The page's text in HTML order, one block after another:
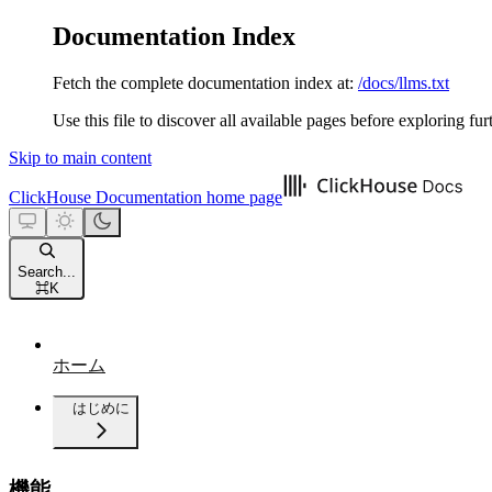
Documentation Index
Fetch the complete documentation index at: /docs/llms.txt
Use this file to discover all available pages before exploring
Skip to main content
ClickHouse Documentation home page
Search...
⌘K
ホーム
はじめに